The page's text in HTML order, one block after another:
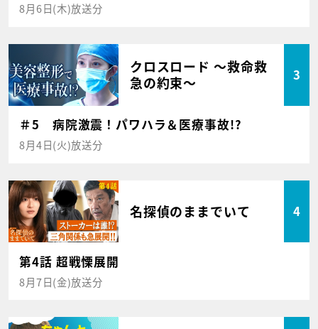
8月6日(木)放送分
クロスロード ～救命救
急の約束～
3
＃5 病院激震！パワハラ＆医療事故!?
8月4日(火)放送分
名探偵のままでいて 4
第4話 超戦慄展開
8月7日(金)放送分